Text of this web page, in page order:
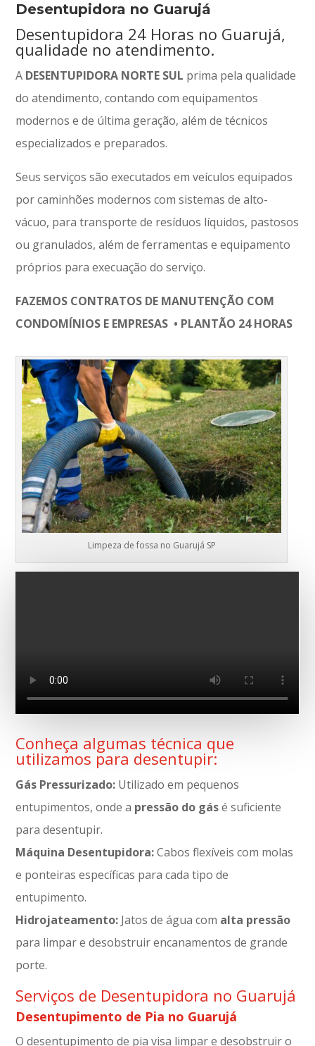
Desentupidora no Guarujá
Desentupidora 24 Horas no Guarujá,
qualidade no atendimento.
A DESENTUPIDORA NORTE SUL prima pela qualidade
do atendimento, contando com equipamentos
modernos e de última geração, além de técnicos
especializados e preparados.
Seus serviços são executados em veículos equipados
por caminhões modernos com sistemas de alto-
vácuo, para transporte de resíduos líquidos, pastosos
ou granulados, além de ferramentas e equipamento
próprios para execuação do serviço.
FAZEMOS CONTRATOS DE MANUTENÇÃO COM
CONDOMÍNIOS E EMPRESAS • PLANTÃO 24 HORAS
Limpeza de fossa no Guarujá SP
Conheça algumas técnica que
utilizamos para desentupir:
Gás Pressurizado: Utilizado em pequenos
entupimentos, onde a pressão do gásé suficiente
para desentupir.
Máquina Desentupidora:Cabos flexíveis com molas
e ponteiras específicas para cada tipo de
entupimento.
Hidrojateamento: Jatos de água com alta pressão
para limpar e desobstruir encanamentos de grande
porte.
Serviços de Desentupidora no Guarujá
Desentupimento de Pia no Guarujá
O desentupimento de pia visa limpar e desobstruir o